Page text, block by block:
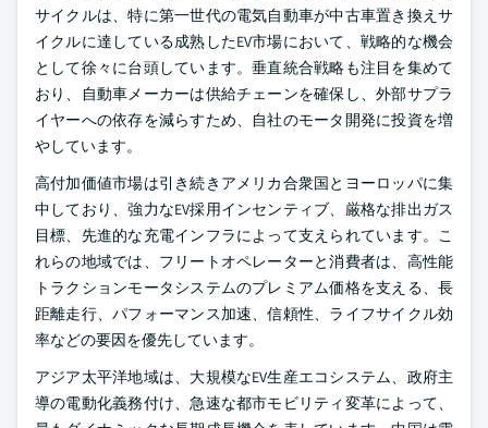
サイクルは、特に第一世代の電気自動車が中古車置き換えサ
イクルに達している成熟したEV市場において、戦略的な機会
として徐々に台頭しています。垂直統合戦略も注目を集めて
おり、自動車メーカーは供給チェーンを確保し、外部サプラ
イヤーへの依存を減らすため、自社のモータ開発に投資を増
やしています。
高付加価値市場は引き続きアメリカ合衆国とヨーロッパに集
中しており、強力なEV採用インセンティブ、厳格な排出ガス
目標、先進的な充電インフラによって支えられています。こ
れらの地域では、フリートオペレーターと消費者は、高性能
トラクションモータシステムのプレミアム価格を支える、長
距離走行、パフォーマンス加速、信頼性、ライフサイクル効
率などの要因を優先しています。
アジア太平洋地域は、大規模なEV生産エコシステム、政府主
導の電動化義務付け、急速な都市モビリティ変革によって、